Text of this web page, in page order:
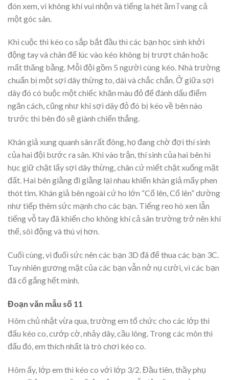
đón xem, vì không khí vui nhộn và tiếng la hét ầm ĩ vang cả
một góc sân.
Khi cuộc thi kéo co sắp bắt đầu thì các bạn học sinh khởi
động tay và chân để lúc vào kéo không bị trượt chân hoặc
mất thăng bằng. Mỗi đội gồm 5 người cùng kéo. Nhà trường
chuẩn bị một sợi dây thừng to, dài và chắc chắn. Ở giữa sợi
dây đó có buộc một chiếc khăn màu đỏ để đánh dấu điểm
ngăn cách, cũng như khi sợi dây đỏ đó bị kéo về bên nào
trước thì bên đó sẽ giành chiến thắng.
Khán giả xung quanh sân rất đông, họ đang chờ đợi thí sinh
của hai đội bước ra sân. Khi vào trận, thí sinh của hai bên hì
hục giữ chặt lấy sợi dây thừng, chân cứ miết chặt xuống mặt
đất. Hai bên giằng đi giằng lại nhau khiến khán giả mấy phen
thót tim. Khán giả bên ngoài cứ ho lớn “Cố lên, Cố lên” dường
như tiếp thêm sức mạnh cho các bạn. Tiếng reo hò xen lẫn
tiếng vỗ tay đã khiến cho không khí cả sân trường trở nên khí
thế, sôi động và thú vị hơn.
Cuối cùng, vì đuối sức nên các bạn 3D đã để thua các bạn 3C.
Tuy nhiên gương mặt của các bạn vẫn nở nụ cười, vì các bạn
đã cố gắng hết mình.
Đoạn văn mẫu số 11
Hôm chủ nhật vừa qua, trường em tổ chức cho các lớp thi
đấu kéo co, cướp cờ, nhảy dây, cầu lông. Trong các môn thi
đấu đó, em thích nhất là trò chơi kéo co.
Hôm ấy, lớp em thi kéo co với lớp 3/2. Đầu tiên, thầy phụ